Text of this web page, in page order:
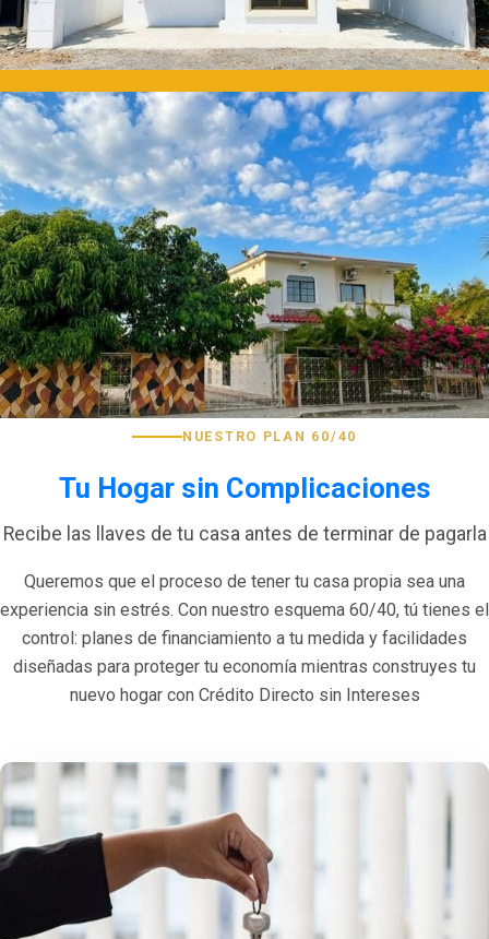
NUESTRO PLAN 60/40
Tu Hogar sin Complicaciones
Recibe las llaves de tu casa antes de terminar de pagarla
Queremos que el proceso de tener tu casa propia sea una
experiencia sin estrés. Con nuestro esquema 60/40, tú tienes el
control: planes de financiamiento a tu medida y facilidades
diseñadas para proteger tu economía mientras construyes tu
nuevo hogar con Crédito Directo sin Intereses